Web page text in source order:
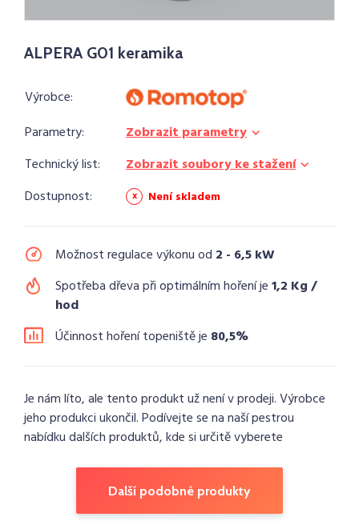
ALPERA G01 keramika
Výrobce:
Parametry:
Zobrazit parametry
Technický list:
Zobrazit soubory ke stažení
Dostupnost:
Není skladem
Možnost regulace výkonu od 2 - 6,5 kW
Spotřeba dřeva při optimálním hoření je1,2 Kg /
hod
Účinnost hoření topeniště je 80,5%
Je nám líto, ale tento produkt už není v prodeji. Výrobce
jeho produkci ukončil. Podívejte se na naší pestrou
nabídku dalších produktů, kde si určitě vyberete
Další podobné produkty